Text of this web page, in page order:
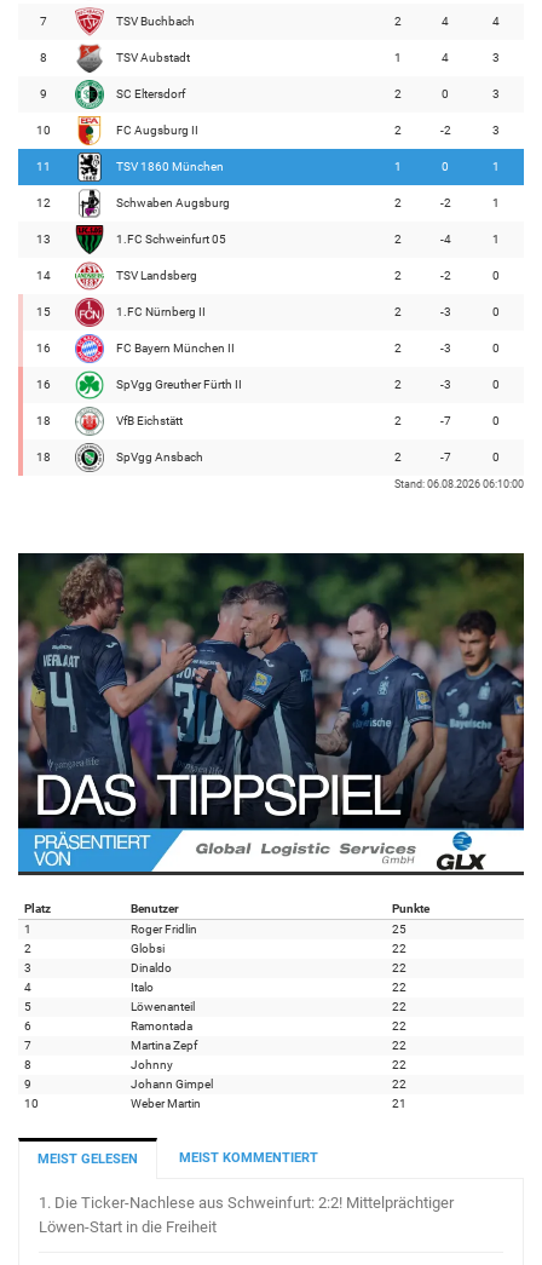
7 TSV Buchbach 2 4 4
8 TSV Aubstadt 1 4 3
9 SC Eltersdorf 2 0 3
10 FC Augsburg II 2 -2 3
11 TSV 1860 München 1 0 1
12 Schwaben Augsburg 2 -2 1
13 1.FC Schweinfurt 05 2 -4 1
14 TSV Landsberg 2 -2 0
15 1.FC Nürnberg II 2 -3 0
16 FC Bayern München II 2 -3 0
16 SpVgg Greuther Fürth II 2 -3 0
18 VfB Eichstätt 2 -7 0
18 SpVgg Ansbach 2 -7 0
Stand: 06.08.2026 06:10:00
Platz Benutzer
Punkte
1
Roger Fridlin
25
2
Globsi
22
3
Dinaldo
22
4
Italo
22
5
Löwenanteil
22
6
Ramontada
22
7
Martina Zepf
22
8
Johnny
22
9
Johann Gimpel
22
10
Weber Martin 21
MEIST GELESEN MEIST KOMMENTIERT
1. Die Ticker-Nachlese aus Schweinfurt: 2:2! Mittelprächtiger
Löwen-Start in die Freiheit